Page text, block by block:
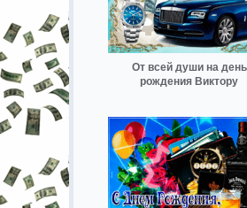
От всей души на день
рождения Виктору